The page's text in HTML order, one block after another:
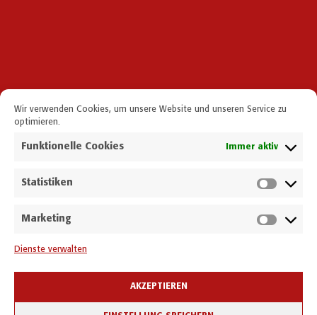
Wir verwenden Cookies, um unsere Website und unseren Service zu
optimieren.
Funktionelle Cookies Immer aktiv
Statistiken
Marketing
Dienste verwalten
AKZEPTIEREN
E office@schubert.tech
Auf Facebook folgen